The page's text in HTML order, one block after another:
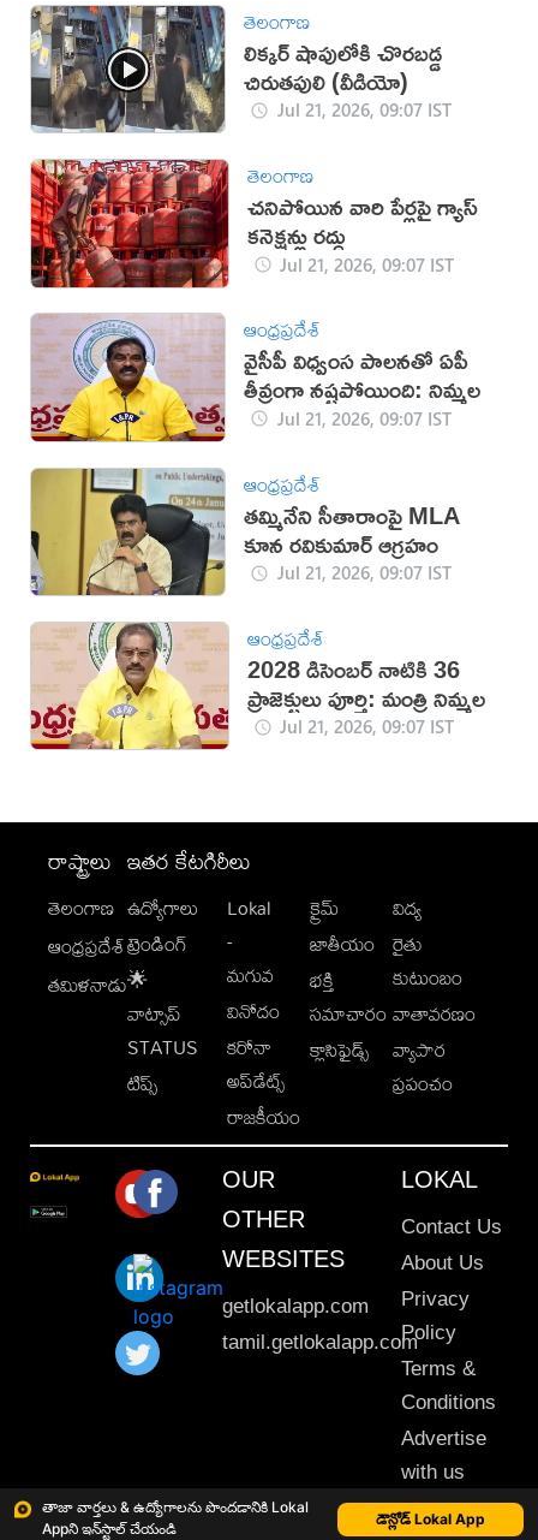
తాజా వార్తలు & ఉద్యోగాలను పొందడానికి Lokal
Appని ఇన్‌స్టాల్ చేయండి
డౌన్లోడ్ Lokal App
తెలంగాణ
లిక్కర్ షాపులోకి చొరబడ్డ
చిరుతపులి (వీడియో)
Jul 21, 2026, 09:07 IST
తెలంగాణ
చనిపోయిన వారి పేర్లపై గ్యాస్
కనెక్షన్లు రద్దు
Jul 21, 2026, 09:07 IST
ఆంధ్రప్రదేశ్
వైసీపీ విధ్వంస పాలనతో ఏపీ
తీవ్రంగా నష్టపోయింది: నిమ్మల
Jul 21, 2026, 09:07 IST
ఆంధ్రప్రదేశ్
తమ్మినేని సీతారాంపై MLA
కూన రవికుమార్‌ ఆగ్రహం
Jul 21, 2026, 09:07 IST
ఆంధ్రప్రదేశ్
2028 డిసెంబర్ నాటికి 36
ప్రాజెక్టులు పూర్తి: మంత్రి నిమ్మల
Jul 21, 2026, 09:07 IST
రాష్ట్రాలు
తెలంగాణ
ఆంధ్రప్రదేశ్
తమిళనాడు
ఇతర కేటగిరీలు
ఉద్యోగాలు
ట్రెండింగ్
🌟
వాట్సాప్
STATUS
టిప్స్
Lokal
-
మగువ
వినోదం
కరోనా
అప్‌డేట్స్
రాజకీయం
క్రైమ్
జాతీయం
భక్తి
సమాచారం
క్లాసిఫైడ్స్
విద్య
రైతు
కుటుంబం
వాతావరణం
వ్యాపార
ప్రపంచం
OUR
OTHER
WEBSITES
getlokalapp.com
tamil.getlokalapp.com
LOKAL
Contact Us
About Us
Privacy
Policy
Terms &
Conditions
Advertise
with us
Sitemap
This material may not be published, transmitted, rewritten or redistributed. © 2020 Lokal App. All rights reserved.